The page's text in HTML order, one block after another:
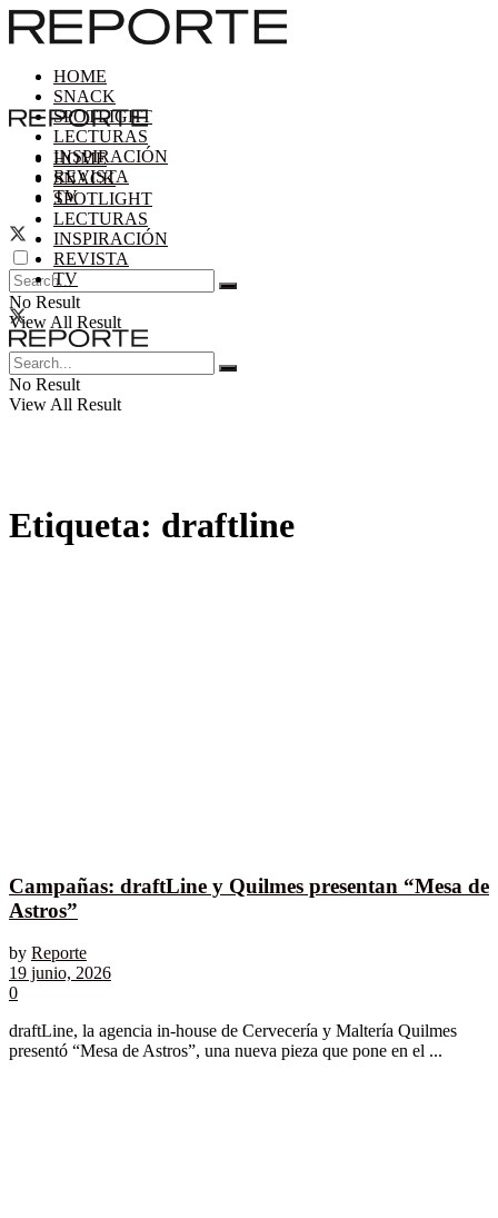
HOME
SNACK
SPOTLIGHT
LECTURAS
INSPIRACIÓN
REVISTA
TV
No Result
View All Result
HOME
SNACK
SPOTLIGHT
LECTURAS
INSPIRACIÓN
REVISTA
TV
No Result
View All Result
Etiqueta: draftline
Campañas: draftLine y Quilmes presentan “Mesa de
Astros”
by Reporte
19 junio, 2026
0
draftLine, la agencia in-house de Cervecería y Maltería Quilmes
presentó “Mesa de Astros”, una nueva pieza que pone en el ...